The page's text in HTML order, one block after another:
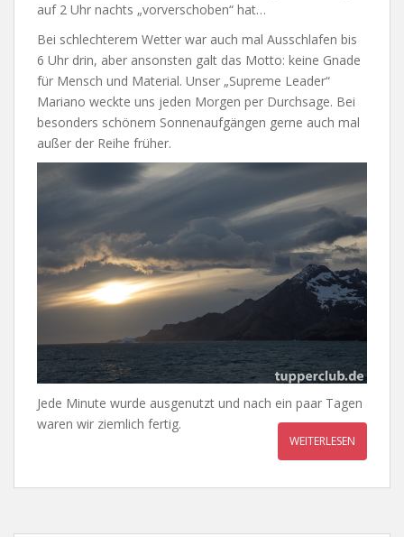
auf 2 Uhr nachts „vorverschoben“ hat…
Bei schlechterem Wetter war auch mal Ausschlafen bis
6 Uhr drin, aber ansonsten galt das Motto: keine Gnade
für Mensch und Material. Unser „Supreme Leader“
Mariano weckte uns jeden Morgen per Durchsage. Bei
besonders schönem Sonnenaufgängen gerne auch mal
außer der Reihe früher.
Jede Minute wurde ausgenutzt und nach ein paar Tagen
waren wir ziemlich fertig.
WEITERLESEN